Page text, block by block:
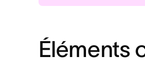
les informations à
Éléments